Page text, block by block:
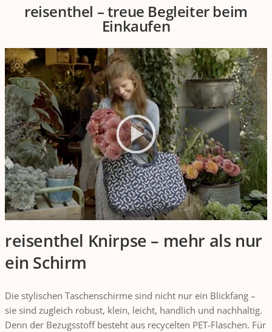
reisenthel – treue Begleiter beim
Einkaufen
reisenthel Knirpse – mehr als nur
ein Schirm
Die stylischen Taschenschirme sind nicht nur ein Blickfang –
sie sind zugleich robust, klein, leicht, handlich und nachhaltig.
Denn der Bezugsstoff besteht aus recycelten PET-Flaschen. Für